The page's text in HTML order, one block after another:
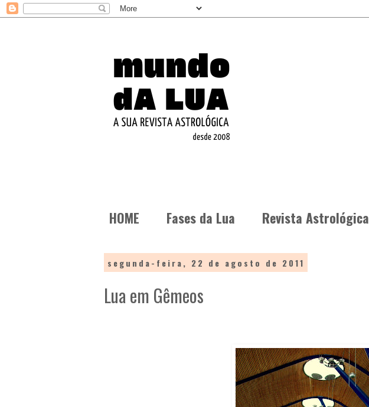
HOME Fases da Lua Revista Astrológica
segunda-feira, 22 de agosto de 2011
Lua em Gêmeos